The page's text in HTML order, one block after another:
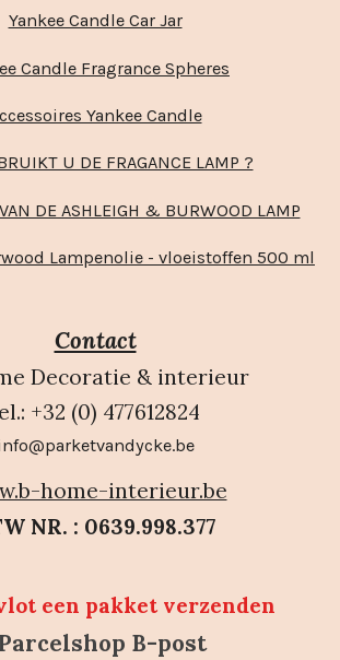
Yankee Candle Car Jar
Candle Fragrance Spheres
Yankee Candle
U DE FRAGANCE LAMP ?
DE ASHLEIGH & BURWOOD LAMP
Lampenolie - vloeistoffen 500 ml
Contact
Decoratie & interieur
+32 (0) 477612824
home-interieur.be
NR. : 0639.998.377
een pakket verzenden
B-post